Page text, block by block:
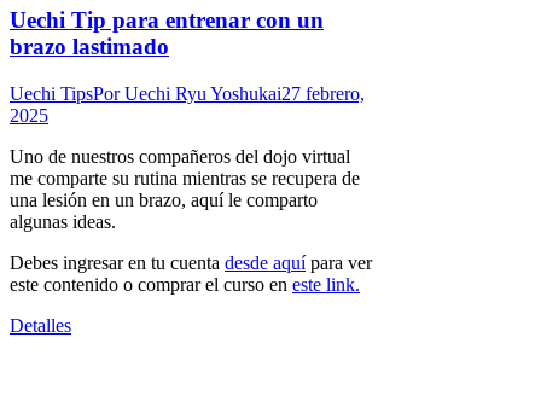
Uechi Tip para entrenar con un
brazo lastimado
Uechi TipsPorUechi Ryu Yoshukai27 febrero,
2025
Uno de nuestros compañeros del dojo virtual
me comparte su rutina mientras se recupera de
una lesión en un brazo, aquí le comparto
algunas ideas.
Debes ingresar en tu cuenta desde aquípara ver
este contenido o comprar el curso en este link.
Detalles